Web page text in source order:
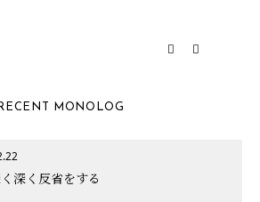
RECENT MONOLOG
深く反省をする